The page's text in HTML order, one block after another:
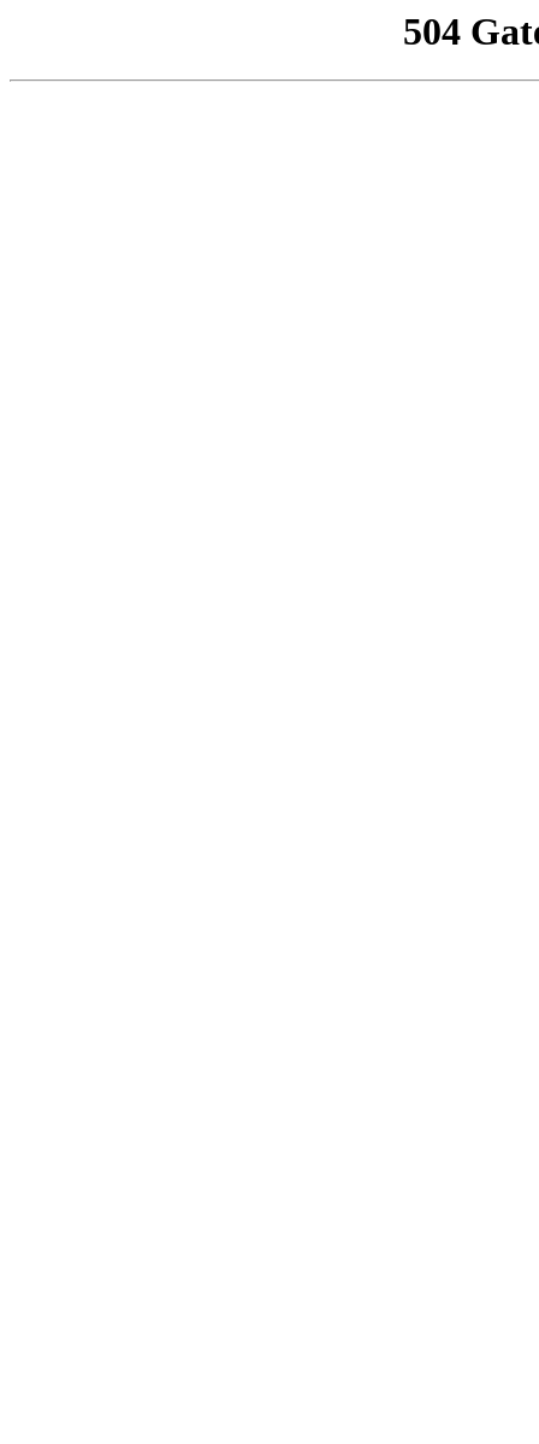
504